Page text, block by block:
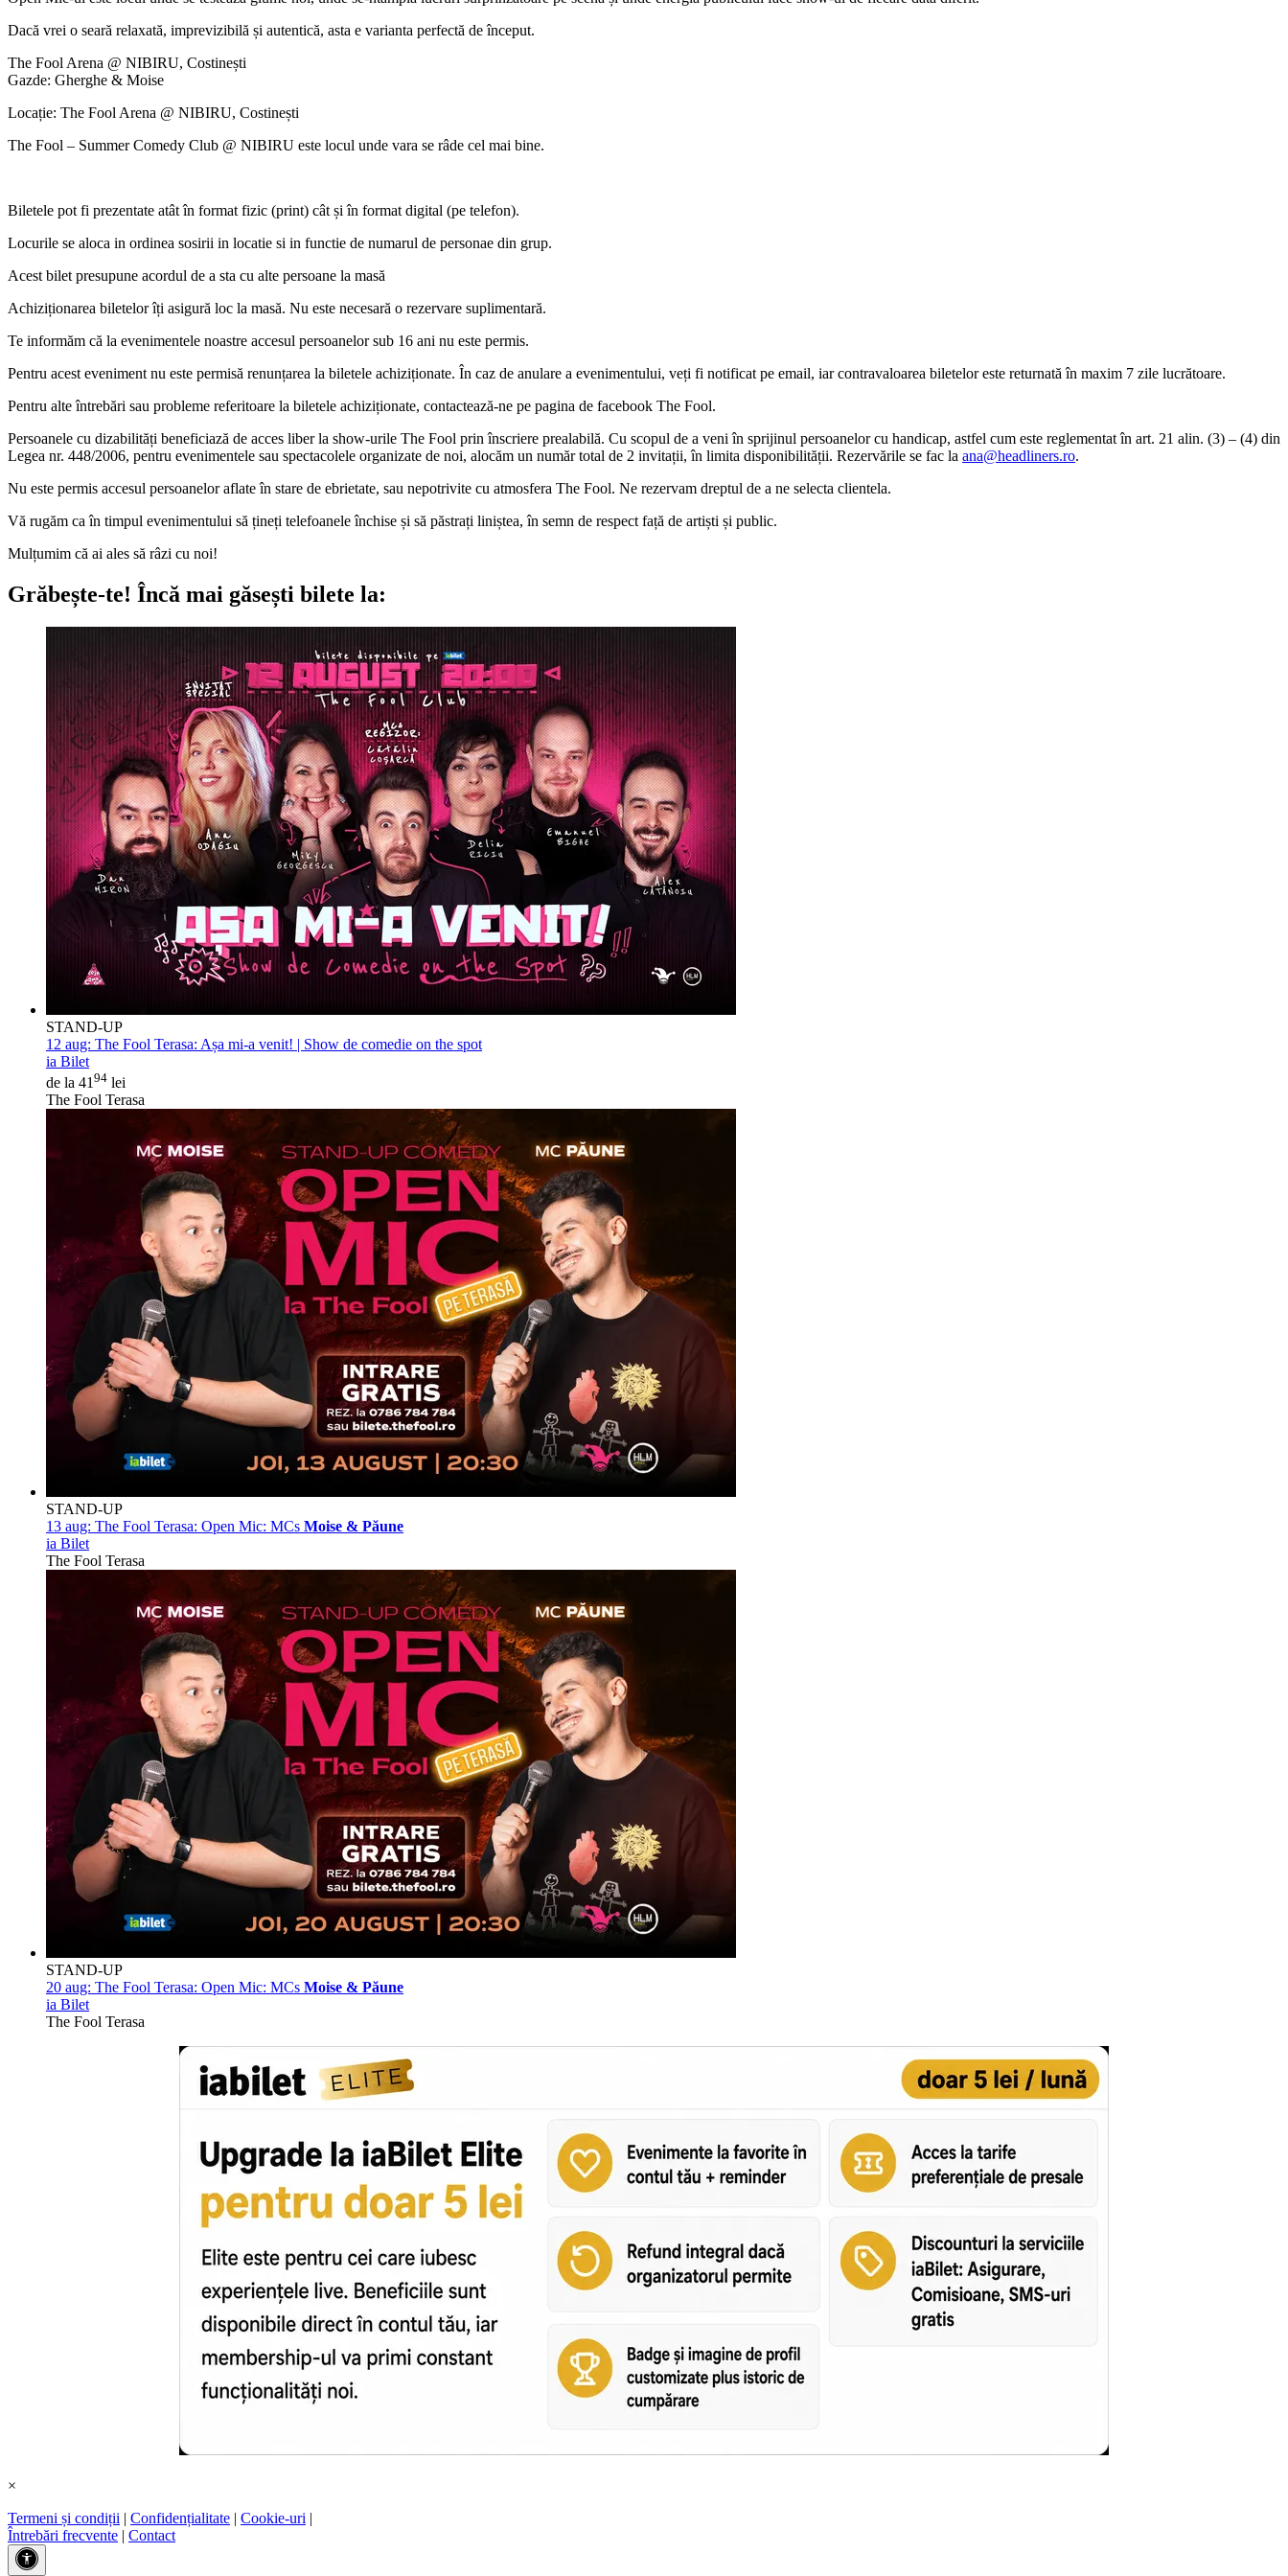
Dacă vrei o seară relaxată, imprevizibilă și autentică, asta e varianta perfectă de început.
The Fool Arena @ NIBIRU, Costinești
Gazde: Gherghe & Moise
Locație: The Fool Arena @ NIBIRU, Costinești
The Fool – Summer Comedy Club @ NIBIRU este locul unde vara se râde cel mai bine.
Biletele pot fi prezentate atât în format fizic (print) cât și în format digital (pe telefon).
Locurile se aloca in ordinea sosirii in locatie si in functie de numarul de personae din grup.
Acest bilet presupune acordul de a sta cu alte persoane la masă
Achiziționarea biletelor îți asigură loc la masă. Nu este necesară o rezervare suplimentară.
Te informăm că la evenimentele noastre accesul persoanelor sub 16 ani nu este permis.
Pentru acest eveniment nu este permisă renunțarea la biletele achiziționate. În caz de anulare a evenimentului, veți fi notificat pe email, iar contravaloarea biletelor este returnată în maxim 7 zile lucrătoare.
Pentru alte întrebări sau probleme referitoare la biletele achiziționate, contactează-ne pe pagina de facebook The Fool.
Persoanele cu dizabilități beneficiază de acces liber la show-urile The Fool prin înscriere prealabilă. Cu scopul de a veni în sprijinul persoanelor cu handicap, astfel cum este reglementat în art. 21 alin. (3) – (4) din
Legea nr. 448/2006, pentru evenimentele sau spectacolele organizate de noi, alocăm un număr total de 2 invitații, în limita disponibilității. Rezervările se fac la ana@headliners.ro.
Nu este permis accesul persoanelor aflate în stare de ebrietate, sau nepotrivite cu atmosfera The Fool. Ne rezervam dreptul de a ne selecta clientela.
Vă rugăm ca în timpul evenimentului să țineți telefoanele închise și să păstrați liniștea, în semn de respect față de artiști și public.
Mulțumim că ai ales să râzi cu noi!
Grăbește-te! Încă mai găsești bilete la:
STAND-UP
12 aug: The Fool Terasa: Așa mi-a venit! | Show de comedie on the spot
ia Bilet
de la 41 94 lei
The Fool Terasa
STAND-UP
13 aug: The Fool Terasa: Open Mic: MCs Moise & Păune
ia Bilet
The Fool Terasa
STAND-UP
20 aug: The Fool Terasa: Open Mic: MCs Moise & Păune
ia Bilet
The Fool Terasa
×
Termeni și condiții | Confidențialitate | Cookie-uri |
Întrebări frecvente | Contact